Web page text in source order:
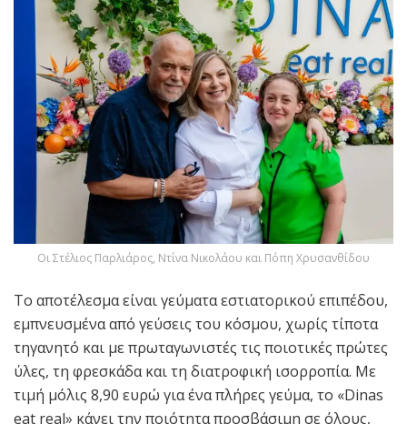
Οι Στέλιος Παρλιάρος, Ντίνα Νικολάου και Πόπη Χρυσανθίδου
Το αποτέλεσμα είναι γεύματα εστιατορικού επιπέδου,
εμπνευσμένα από γεύσεις του κόσμου, χωρίς τίποτα
τηγανητό και με πρωταγωνιστές τις ποιοτικές πρώτες
ύλες, τη φρεσκάδα και τη διατροφική ισορροπία. Με
τιμή μόλις 8,90 ευρώ για ένα πλήρες γεύμα, το «Dinas
eat real» κάνει την ποιότητα προσβάσιμη σε όλους,